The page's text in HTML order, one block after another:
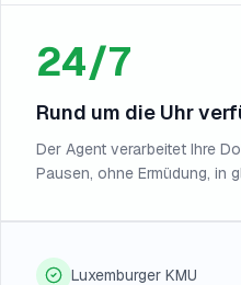
24/7
Rund um die Uhr
Der Agent verarbeitet Ihre
Pausen, ohne Ermüdung, in
Luxemburger KMU